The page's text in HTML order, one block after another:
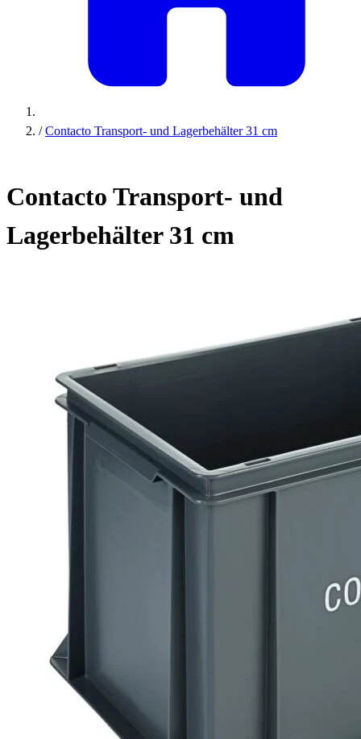
/ Contacto Transport- und Lagerbehälter 31 cm
Contacto Transport- und
Lagerbehälter 31 cm